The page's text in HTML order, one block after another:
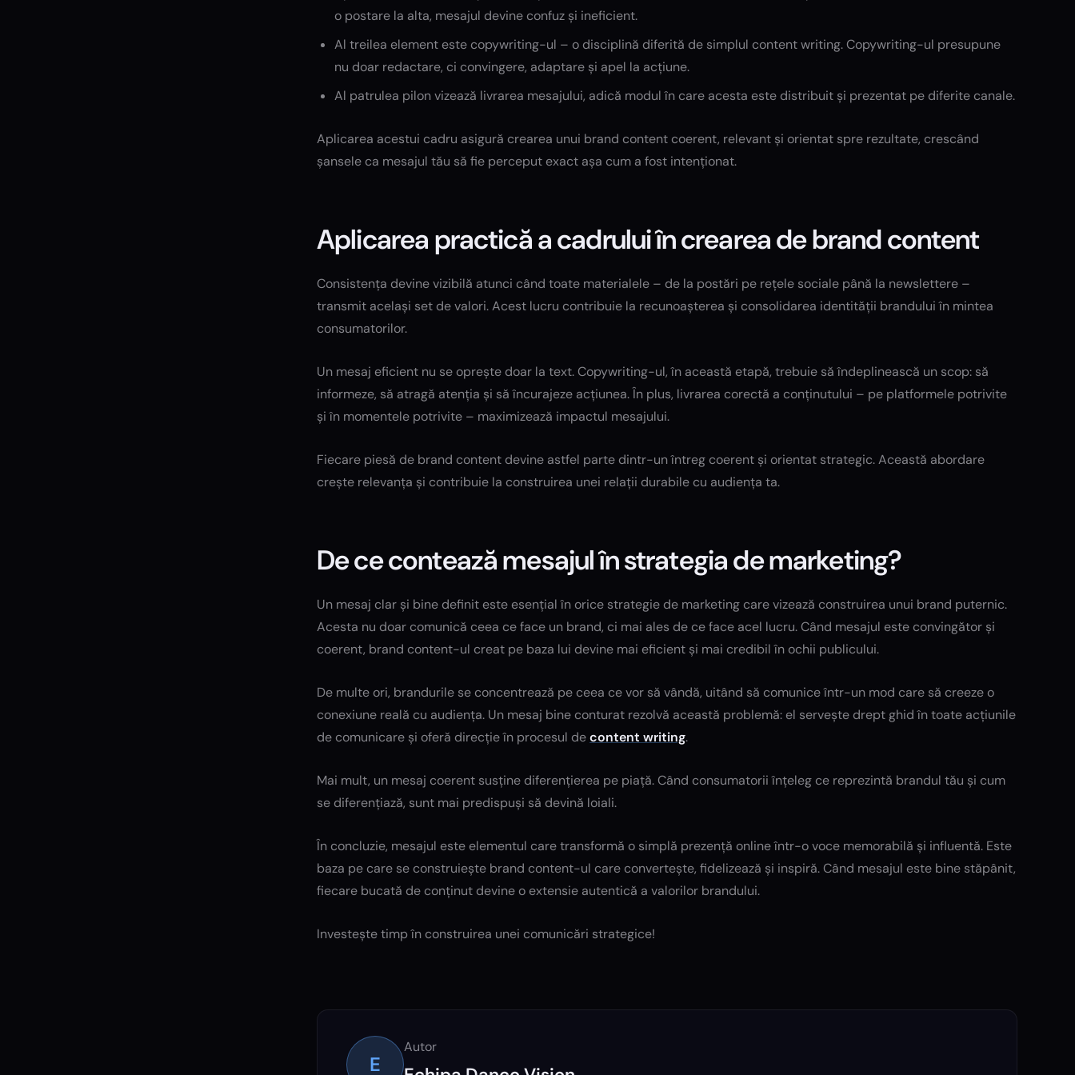
o postare la alta, mesajul devine confuz și ineficient.
Al treilea element este copywriting-ul – o disciplină diferită de simplul content writing. Copywriting-ul presupune
nu doar redactare, ci convingere, adaptare și apel la acțiune.
Al patrulea pilon vizează livrarea mesajului, adică modul în care acesta este distribuit și prezentat pe diferite canale.
Aplicarea acestui cadru asigură crearea unui brand content coerent, relevant și orientat spre rezultate, crescând
șansele ca mesajul tău să fie perceput exact așa cum a fost intenționat.
Aplicarea practică a cadrului în crearea de brand content
Consistența devine vizibilă atunci când toate materialele – de la postări pe rețele sociale până la newslettere –
transmit același set de valori. Acest lucru contribuie la recunoașterea și consolidarea identității brandului în mintea
consumatorilor.
Un mesaj eficient nu se oprește doar la text. Copywriting-ul, în această etapă, trebuie să îndeplinească un scop: să
informeze, să atragă atenția și să încurajeze acțiunea. În plus, livrarea corectă a conținutului – pe platformele potrivite
și în momentele potrivite – maximizează impactul mesajului.
Fiecare piesă de brand content devine astfel parte dintr-un întreg coerent și orientat strategic. Această abordare
crește relevanța și contribuie la construirea unei relații durabile cu audiența ta.
De ce contează mesajul în strategia de marketing?
Un mesaj clar și bine definit este esențial în orice strategie de marketing care vizează construirea unui brand puternic.
Acesta nu doar comunică ceea ce face un brand, ci mai ales de ce face acel lucru. Când mesajul este convingător și
coerent, brand content-ul creat pe baza lui devine mai eficient și mai credibil în ochii publicului.
De multe ori, brandurile se concentrează pe ceea ce vor să vândă, uitând să comunice într-un mod care să creeze o
conexiune reală cu audiența. Un mesaj bine conturat rezolvă această problemă: el servește drept ghid în toate acțiunile
de comunicare și oferă direcție în procesul decontent writing.
Mai mult, un mesaj coerent susține diferențierea pe piață. Când consumatorii înțeleg ce reprezintă brandul tău și cum
se diferențiază, sunt mai predispuși să devină loiali.
În concluzie, mesajul este elementul care transformă o simplă prezență online într-o voce memorabilă și influentă. Este
baza pe care se construiește brand content-ul care convertește, fidelizează și inspiră. Când mesajul este bine stăpânit,
fiecare bucată de conținut devine o extensie autentică a valorilor brandului.
Investește timp în construirea unei comunicări strategice!
E
Autor